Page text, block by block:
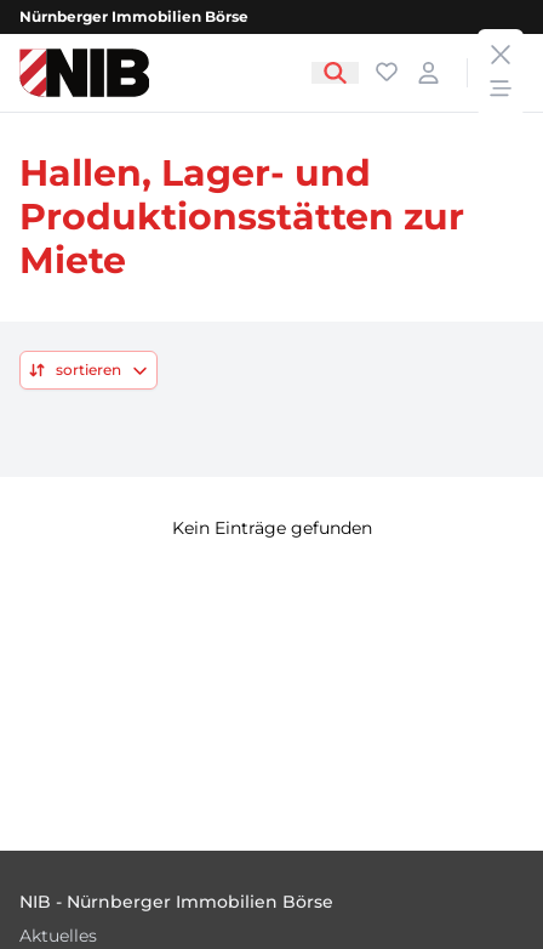
Nürnberger Immobilien Börse
NIB - Nürnberger Immobilien Börse Favoriten
Login
Hallen, Lager- und
Produktionsstätten zur
Miete
sortieren
Kein Einträge gefunden
NIB - Nürnberger Immobilien Börse
Aktuelles